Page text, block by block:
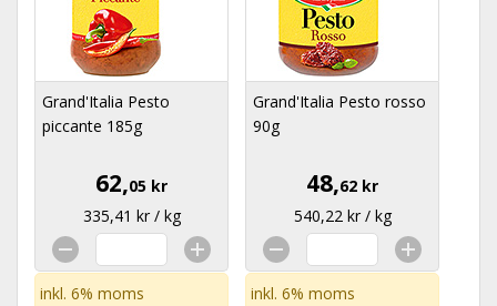
Grand'Italia Pesto
piccante 185g
62,05 kr
335,41 kr / kg
inkl. 6% moms
Grand'Italia Pesto rosso
90g
48,62 kr
540,22 kr / kg
inkl. 6% moms